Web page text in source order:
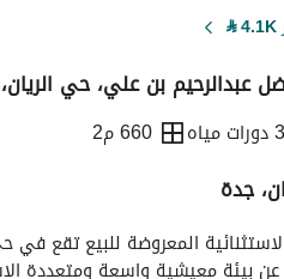
4.1K
⃁
عبدالرحيم بن علي، حي
3 دورات مياه 660 م2
جدة